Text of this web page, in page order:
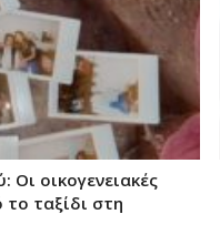
Οι οικογενειακές
ταξίδι στη